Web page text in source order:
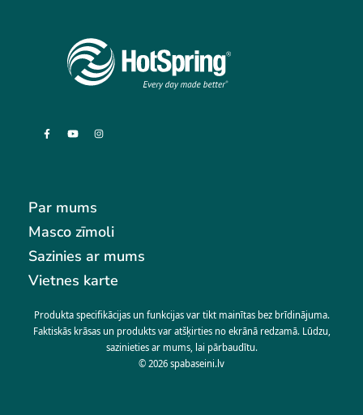
Par mums
Masco zīmoli
Sazinies ar mums
Vietnes karte
Produkta specifikācijas un funkcijas var tikt mainītas bez brīdinājuma.
Faktiskās krāsas un produkts var atšķirties no ekrānā redzamā. Lūdzu,
sazinieties ar mums, lai pārbaudītu.
© 2026spabaseini.lv